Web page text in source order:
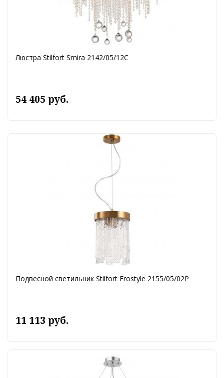
Люстра Stilfort Smira 2142/05/12C
54 405 руб.
Подвесной светильник Stilfort Frostyle 2155/05/02P
11 113 руб.